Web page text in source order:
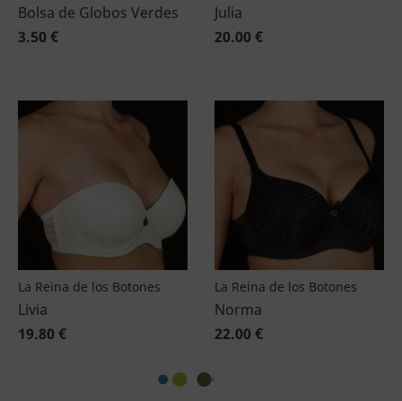
Bolsa de Globos Verdes
3.50 €
Julia
20.00 €
La Reina de los Botones
Livia
19.80 €
La Reina de los Botones
Norma
22.00 €